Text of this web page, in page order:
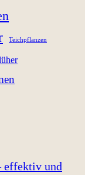
Teichpflanzen